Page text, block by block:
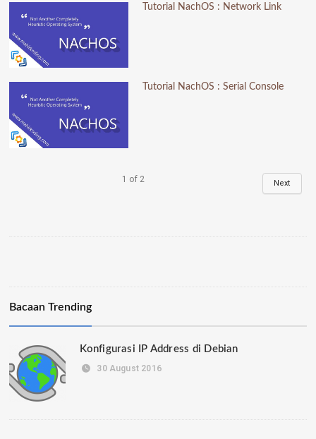
Tutorial NachOS : Network Link
Tutorial NachOS : Serial Console
1 of 2 Next
Bacaan Trending
Konfigurasi IP Address di Debian
30 August 2016